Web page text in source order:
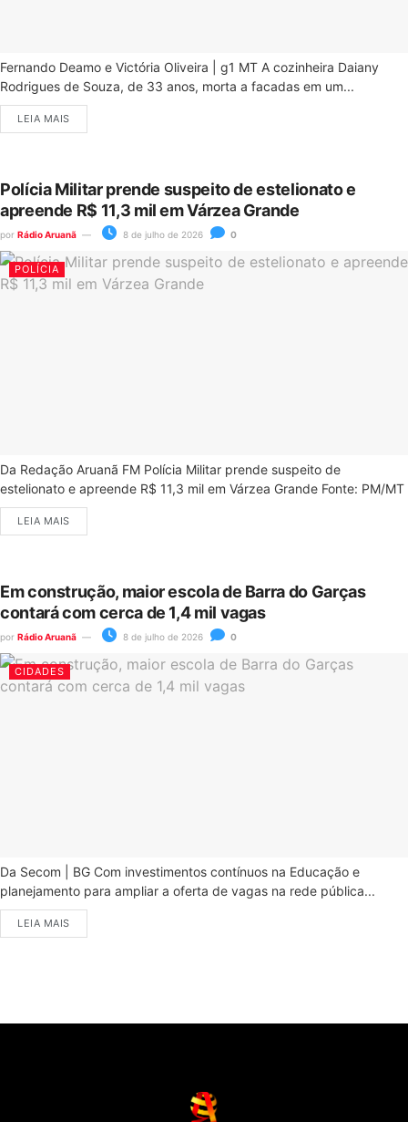
Fernando Deamo e Victória Oliveira | g1 MT A cozinheira Daiany
Rodrigues de Souza, de 33 anos, morta a facadas em um...
LEIA MAIS
Polícia Militar prende suspeito de estelionato e
apreende R$ 11,3 mil em Várzea Grande
por Rádio Aruanã 8 de julho de 2026 0
POLÍCIA
Da Redação Aruanã FM Polícia Militar prende suspeito de
estelionato e apreende R$ 11,3 mil em Várzea Grande Fonte: PM/MT
LEIA MAIS
Em construção, maior escola de Barra do Garças
contará com cerca de 1,4 mil vagas
por Rádio Aruanã 8 de julho de 2026 0
CIDADES
Da Secom | BG Com investimentos contínuos na Educação e
planejamento para ampliar a oferta de vagas na rede pública...
LEIA MAIS